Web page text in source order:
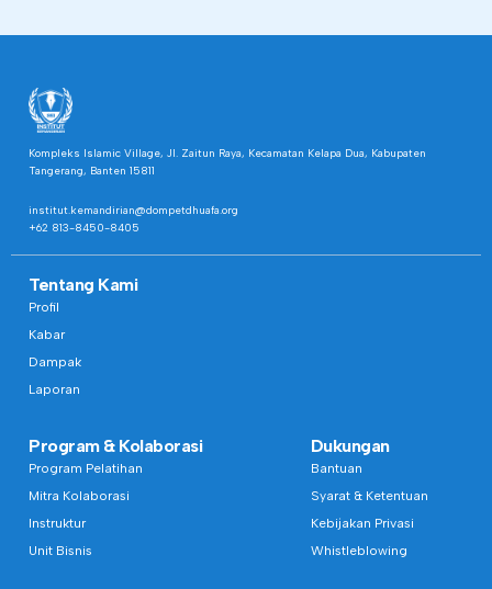
Kompleks Islamic Village, Jl. Zaitun Raya, Kecamatan Kelapa Dua, Kabupaten
Tangerang, Banten 15811
institut.kemandirian@dompetdhuafa.org
+62 813-8450-8405
Tentang Kami
Profil
Kabar
Dampak
Laporan
Program & Kolaborasi
Program Pelatihan
Mitra Kolaborasi
Instruktur
Unit Bisnis
Dukungan
Bantuan
Syarat & Ketentuan
Kebijakan Privasi
Whistleblowing